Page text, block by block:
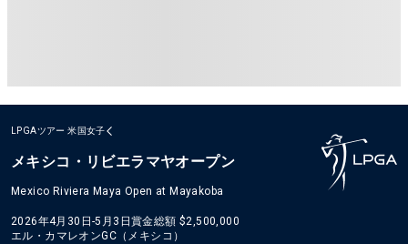
LPGAツアー 米国女子
メキシコ・リビエラマヤオープン
Mexico Riviera Maya Open at Mayakoba
2026年4月30日-5月3日賞金総額 $2,500,000
エル・カマレオンGC（メキシコ）